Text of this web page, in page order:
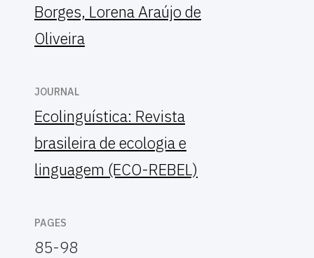
Borges, Lorena Araújo de
Oliveira
JOURNAL
Ecolinguística: Revista
brasileira de ecologia e
linguagem (ECO-REBEL)
PAGES
85-98